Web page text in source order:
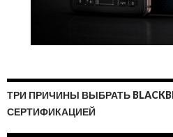
ТРИ ПРИЧИНЫ ВЫБРАТЬ
СЕРТИФИКАЦИЕЙ